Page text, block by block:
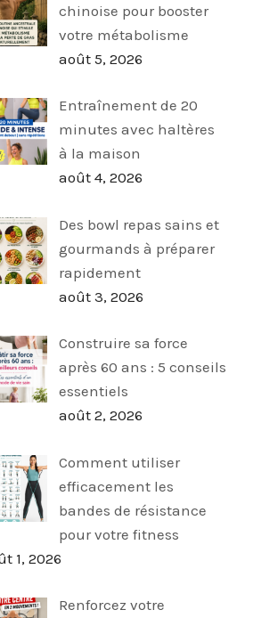
chinoise pour booster
votre métabolisme
août 5, 2026
Entraînement de 20
minutes avec haltères
à la maison
août 4, 2026
Des bowl repas sains et
gourmands à préparer
rapidement
août 3, 2026
Construire sa force
après 60 ans : 5 conseils
essentiels
août 2, 2026
Comment utiliser
efficacement les
bandes de résistance
pour votre fitness
1, 2026
Renforcez votre